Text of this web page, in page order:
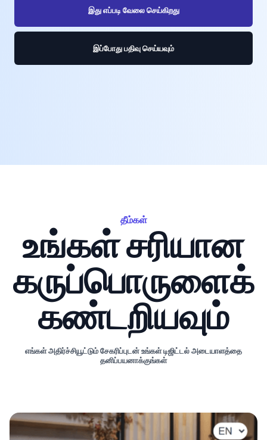
இது எப்படி வேலை செய்கிறது
இப்போது பதிவு செய்யவும்
தீம்கள்
உங்கள் சரியான
கருப்பொருளைக்
கண்டறியவும்
எங்கள் அதிர்ச்சியூட்டும் சேகரிப்புடன் உங்கள் டிஜிட்டல் அடையாளத்தை
தனிப்பயனாக்குங்கள்